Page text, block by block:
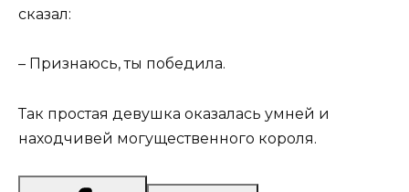
сказал:
– Признаюсь, ты победила.
Так простая девушка оказалась умней и
находчивей могущественного короля.